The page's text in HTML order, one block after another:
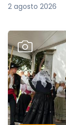
2 agosto 2026